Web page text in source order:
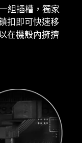
組插槽，獨家
扣即可快速移
在機殼內擁擠
Gen 1 和
。
A-XMP 資料
，讓記憶體輕
的相容性。
潔清楚，讓您輕
擎能根據您使用
的效能表現。